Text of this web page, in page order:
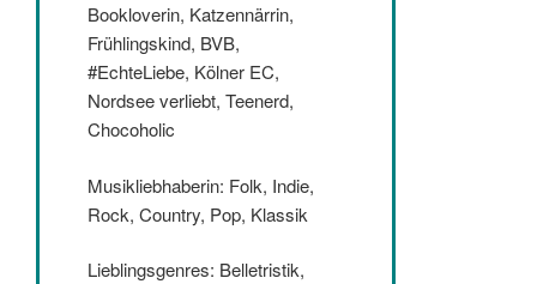
Bookloverin, Katzennärrin,
Frühlingskind, BVB,
#EchteLiebe, Kölner EC,
Nordsee verliebt, Teenerd,
Chocoholic
Musikliebhaberin: Folk, Indie,
Rock, Country, Pop, Klassik
Lieblingsgenres: Belletristik,